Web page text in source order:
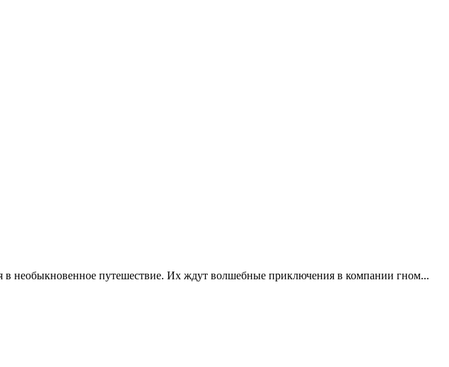
необыкновенное путешествие. Их ждут волшебные приключения в компании гном...